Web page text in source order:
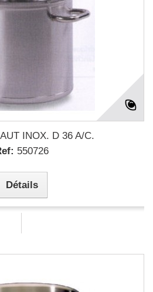
INOX. D 36 A/C.
550726
Détails